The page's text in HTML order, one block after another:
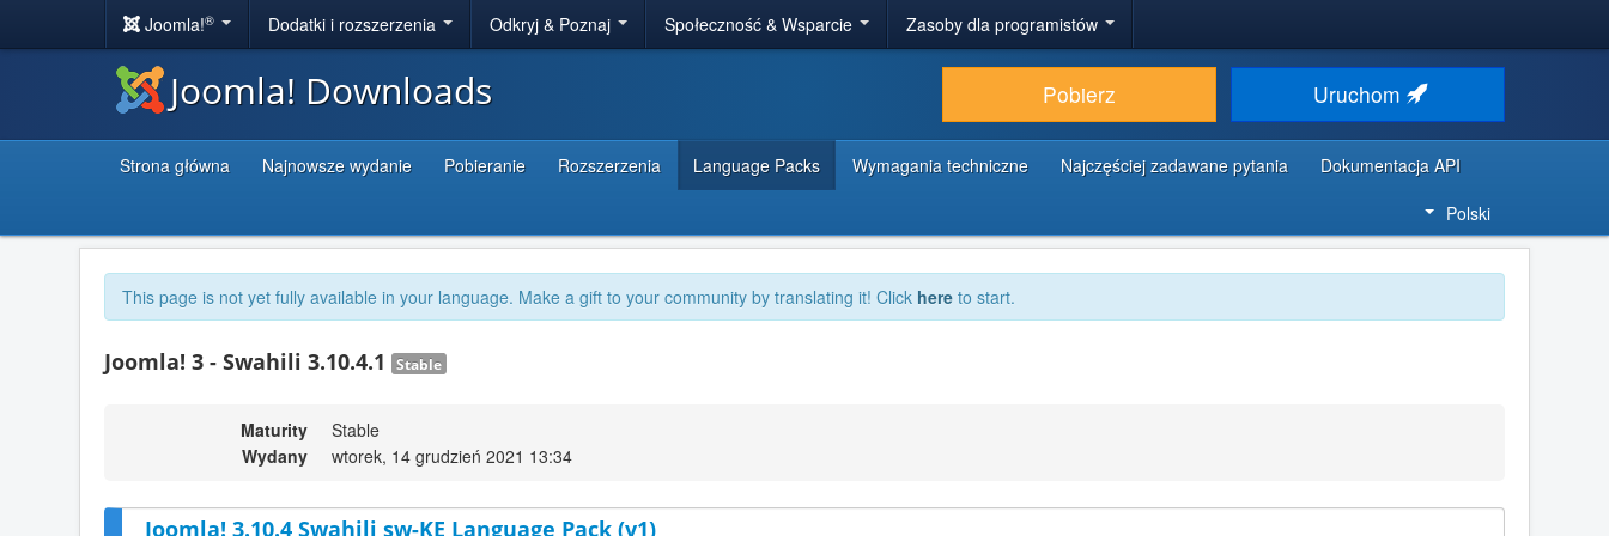
Joomla!® Dodatki i rozszerzenia Odkryj & Poznaj Społeczność & Wsparcie Zasoby dla programistów
Joomla! Downloads Pobierz Uruchom
Strona główna Najnowsze wydanie Pobieranie Rozszerzenia Language Packs Wymagania techniczne Najczęściej zadawane pytania
Dokumentacja API
Polski
This page is not yet fully available in your language. Make a gift to your community by translating it! Click here to start.
Joomla! 3 - Swahili 3.10.4.1 Stable
Maturity
Stable
Wydany
wtorek, 14 grudzień 2021 13:34
Joomla! 3.10.4 Swahili sw-KE Language Pack (v1)